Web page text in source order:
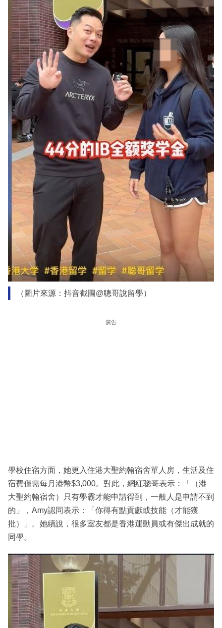
（圖片來源：抖音截圖@聰哥說留學）
廣告
學校住宿方面，她更入住港大聖約翰宿舍單人房，生活及住
宿費僅需每月港幣$3,000。對此，網紅聰哥表示：「（港
大聖約翰宿舍）只有學霸才能申請得到，一般人是申請不到
的」，Amy認同表示：「你得有點貢獻或技能（才能獲
批）」。她續說，很多室友都是香港運動員或有傑出成就的
同學。